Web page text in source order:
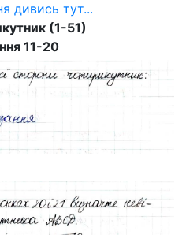
дивись тут...
(1-51)
11-20